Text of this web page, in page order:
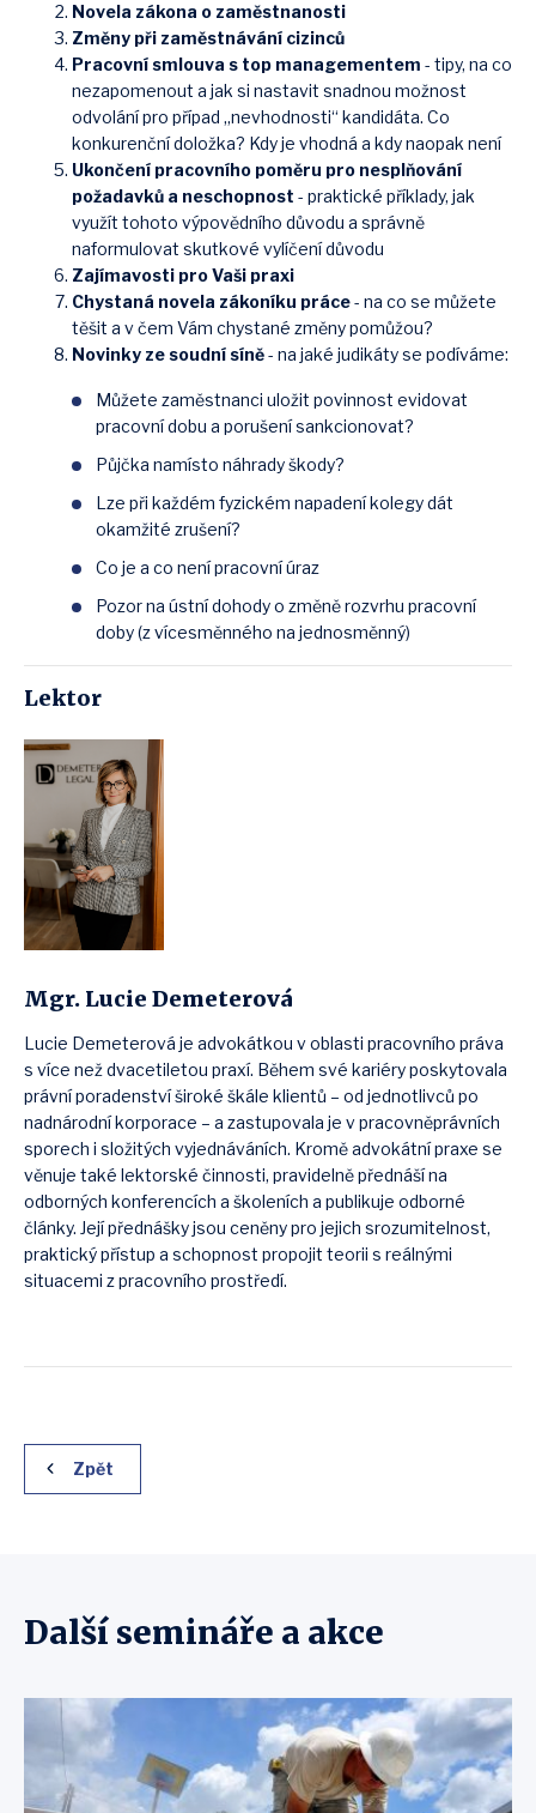
Novela zákona o zaměstnanosti
Změny při zaměstnávání cizinců
Pracovní smlouva s top managementem - tipy, na co
nezapomenout a jak si nastavit snadnou možnost
odvolání pro případ „nevhodnosti“ kandidáta. Co
konkurenční doložka? Kdy je vhodná a kdy naopak není
Ukončení pracovního poměru pro nesplňování
požadavků a neschopnost - praktické příklady, jak
využít tohoto výpovědního důvodu a správně
naformulovat skutkové vylíčení důvodu
Zajímavosti pro Vaši praxi
Chystaná novela zákoníku práce- na co se můžete
těšit a v čem Vám chystané změny pomůžou?
Novinky ze soudní síně- na jaké judikáty se podíváme:
Můžete zaměstnanci uložit povinnost evidovat
pracovní dobu a porušení sankcionovat?
Půjčka namísto náhrady škody?
Lze při každém fyzickém napadení kolegy dát
okamžité zrušení?
Co je a co není pracovní úraz
Pozor na ústní dohody o změně rozvrhu pracovní
doby (z vícesměnného na jednosměnný)
Lektor
Mgr. Lucie Demeterová
Lucie Demeterová je advokátkou v oblasti pracovního práva
s více než dvacetiletou praxí. Během své kariéry poskytovala
právní poradenství široké škále klientů – od jednotlivců po
nadnárodní korporace – a zastupovala je v pracovněprávních
sporech i složitých vyjednáváních. Kromě advokátní praxe se
věnuje také lektorské činnosti, pravidelně přednáší na
odborných konferencích a školeních a publikuje odborné
články. Její přednášky jsou ceněny pro jejich srozumitelnost,
praktický přístup a schopnost propojit teorii s reálnými
situacemi z pracovního prostředí.
Zpět
Další semináře a akce